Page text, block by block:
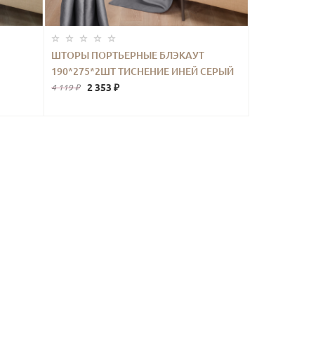
ШТОРЫ ПОРТЬЕРНЫЕ БЛЭКАУТ
190*275*2ШТ ТИСНЕНИЕ ИНЕЙ СЕРЫЙ
4 119 ₽ 2 353 ₽